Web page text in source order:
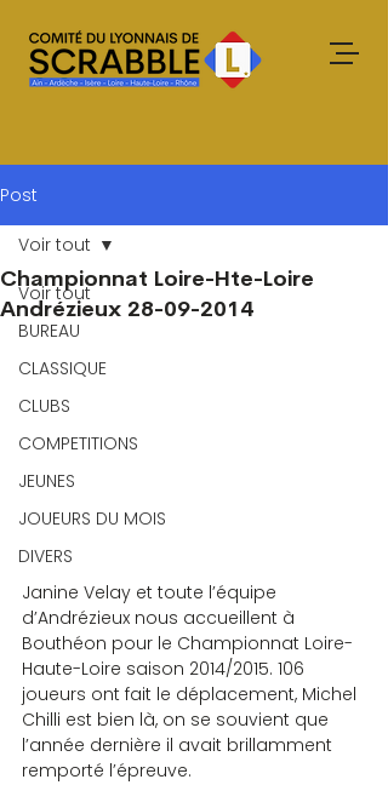
Post
Voir tout
BUREAU
CLASSIQUE
CLUBS
COMPETITIONS
JEUNES
JOUEURS DU MOIS
DIVERS
Voir tout
Championnat Loire-Hte-Loire
Andrézieux 28-09-2014
Janine Velay et toute l’équipe
d’Andrézieux nous accueillent à
Bouthéon pour le Championnat Loire-
Haute-Loire saison 2014/2015. 106
joueurs ont fait le déplacement, Michel
Chilli est bien là, on se souvient que
l’année dernière il avait brillamment
remporté l’épreuve.